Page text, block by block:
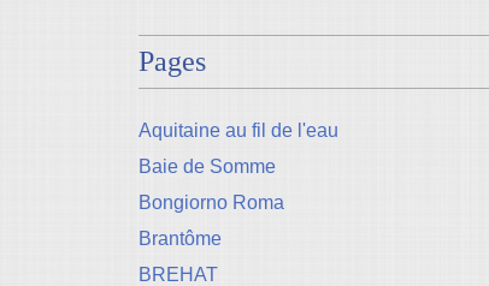
Pages
Aquitaine au fil de l'eau
Baie de Somme
Bongiorno Roma
Brantôme
BREHAT